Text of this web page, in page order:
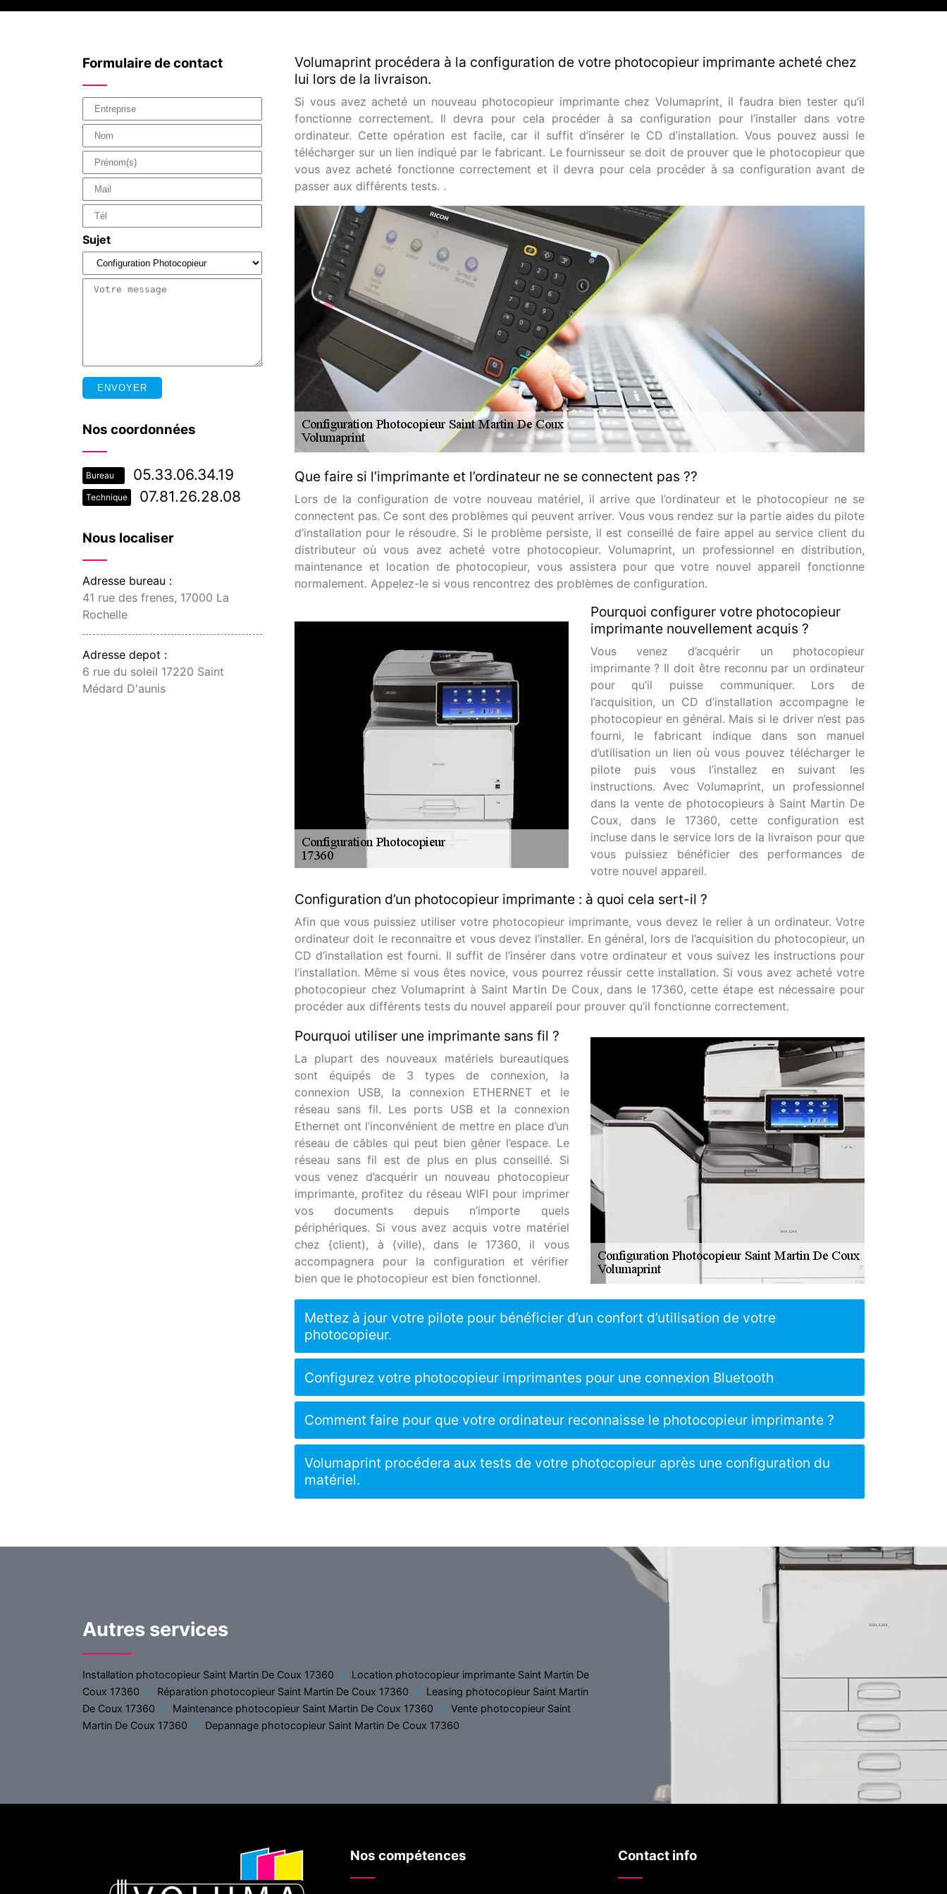
Formulaire de contact
Sujet
Nos coordonnées
Bureau 05.33.06.34.19
Technique 07.81.26.28.08
Nous localiser
Adresse bureau :
41 rue des frenes, 17000 La
Rochelle
Adresse depot :
6 rue du soleil 17220 Saint
Médard D'aunis
Volumaprint procédera à la configuration de votre photocopieur imprimante acheté chez
lui lors de la livraison.
Si vous avez acheté un nouveau photocopieur imprimante chez Volumaprint, il faudra bien tester qu’il
fonctionne correctement. Il devra pour cela procéder à sa configuration pour l’installer dans votre
ordinateur. Cette opération est facile, car il suffit d’insérer le CD d’installation. Vous pouvez aussi le
télécharger sur un lien indiqué par le fabricant. Le fournisseur se doit de prouver que le photocopieur que
vous avez acheté fonctionne correctement et il devra pour cela procéder à sa configuration avant de
passer aux différents tests. .
Que faire si l’imprimante et l’ordinateur ne se connectent pas ??
Lors de la configuration de votre nouveau matériel, il arrive que l’ordinateur et le photocopieur ne se
connectent pas. Ce sont des problèmes qui peuvent arriver. Vous vous rendez sur la partie aides du pilote
d’installation pour le résoudre. Si le problème persiste, il est conseillé de faire appel au service client du
distributeur où vous avez acheté votre photocopieur. Volumaprint, un professionnel en distribution,
maintenance et location de photocopieur, vous assistera pour que votre nouvel appareil fonctionne
normalement. Appelez-le si vous rencontrez des problèmes de configuration.
Pourquoi configurer votre photocopieur
imprimante nouvellement acquis ?
Vous venez d’acquérir un photocopieur
imprimante ? Il doit être reconnu par un ordinateur
pour qu’il puisse communiquer. Lors de
l’acquisition, un CD d’installation accompagne le
photocopieur en général. Mais si le driver n’est pas
fourni, le fabricant indique dans son manuel
d’utilisation un lien où vous pouvez télécharger le
pilote puis vous l’installez en suivant les
instructions. Avec Volumaprint, un professionnel
dans la vente de photocopieurs à Saint Martin De
Coux, dans le 17360, cette configuration est
incluse dans le service lors de la livraison pour que
vous puissiez bénéficier des performances de
votre nouvel appareil.
Configuration d’un photocopieur imprimante : à quoi cela sert-il ?
Afin que vous puissiez utiliser votre photocopieur imprimante, vous devez le relier à un ordinateur. Votre
ordinateur doit le reconnaitre et vous devez l’installer. En général, lors de l’acquisition du photocopieur, un
CD d’installation est fourni. Il suffit de l’insérer dans votre ordinateur et vous suivez les instructions pour
l’installation. Même si vous êtes novice, vous pourrez réussir cette installation. Si vous avez acheté votre
photocopieur chez Volumaprint à Saint Martin De Coux, dans le 17360, cette étape est nécessaire pour
procéder aux différents tests du nouvel appareil pour prouver qu’il fonctionne correctement.
Pourquoi utiliser une imprimante sans fil ?
La plupart des nouveaux matériels bureautiques
sont équipés de 3 types de connexion, la
connexion USB, la connexion ETHERNET et le
réseau sans fil. Les ports USB et la connexion
Ethernet ont l’inconvénient de mettre en place d’un
réseau de câbles qui peut bien gêner l’espace. Le
réseau sans fil est de plus en plus conseillé. Si
vous venez d’acquérir un nouveau photocopieur
imprimante, profitez du réseau WIFI pour imprimer
vos documents depuis n’importe quels
périphériques. Si vous avez acquis votre matériel
chez {client), à {ville), dans le 17360, il vous
accompagnera pour la configuration et vérifier
bien que le photocopieur est bien fonctionnel.
Mettez à jour votre pilote pour bénéficier d’un confort d’utilisation de votre
photocopieur.
Configurez votre photocopieur imprimantes pour une connexion Bluetooth
Comment faire pour que votre ordinateur reconnaisse le photocopieur imprimante ?
Volumaprint procédera aux tests de votre photocopieur après une configuration du
matériel.
Autres services
Installation photocopieur Saint Martin De Coux 17360
Location photocopieur imprimante Saint Martin De
Coux 17360
Réparation photocopieur Saint Martin De Coux 17360
Leasing photocopieur Saint Martin
De Coux 17360
Maintenance photocopieur Saint Martin De Coux 17360
Vente photocopieur Saint
Martin De Coux 17360
Depannage photocopieur Saint Martin De Coux 17360
Nos compétences Contact info